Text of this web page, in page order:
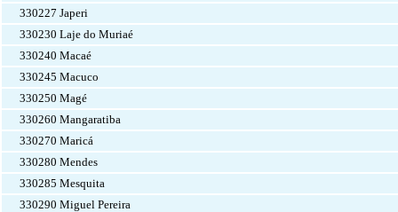
330227 Japeri
330230 Laje do Muriaé
330240 Macaé
330245 Macuco
330250 Magé
330260 Mangaratiba
330270 Maricá
330280 Mendes
330285 Mesquita
330290 Miguel Pereira